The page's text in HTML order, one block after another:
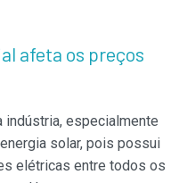
afeta os preços
indústria, especialmente
solar, pois possui
elétricas entre todos os